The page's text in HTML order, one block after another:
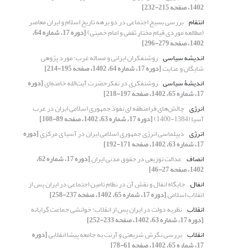
1402، صفحه 215-232]
انتقام بررسی بسیج اجتماعی در دو برهه تاریخ اسلام و ایران معاصر
(مطالعه موردی قیام مختار ثقفی و امام خمینی) [دوره 17، شماره 64،
1402، صفحه 279-296]
اندیشه سیاسی روشنفکران ایرانی و مساله غرب: مورد پژوهی
شایگان و عنایت[دوره 17، شماره 64، 1402، صفحه 195-214]
اندیشۀ سیاسی روشنفکری در تفکرحضرت آیت‌الله خامنه‌ای[دوره
17، شماره 65، 1402، صفحه 197-218]
انرژی چالش‌های فرامنطقه ‌ای نفوذ جمهوری اسلامی ایران در غرب
آسیا (1384-1400)
[دوره 17، شماره 63، 1402، صفحه 89-108]
انرژی دیپلماسی انرژی جمهوری اسلامی ایران در آسیا ی مرکزی[دوره
17، شماره 63، 1402، صفحه 171-192]
انصاف عدالت توزیعی در حقوق مدنی ایران [دوره 17، شماره 62،
1402، صفحه 27-46]
انفال جایگاه انفال و نقش آن در نظام تامین اجتماعی در ایران پس از
انقلاب اسلامی[دوره 17، شماره 65، 1402، صفحه 237-258]
انقلاب نظریه دولت در ایران پس از انقلاب: خوانشی جماعت ‏گرایانه
[دوره 17، شماره 63، 1402، صفحه 233-252]
انقلاب بررسی نگرش شریعتی و آرنت به جامعه پیشا انقلابی[دوره
17، شماره 65، 1402، صفحه 61-78]